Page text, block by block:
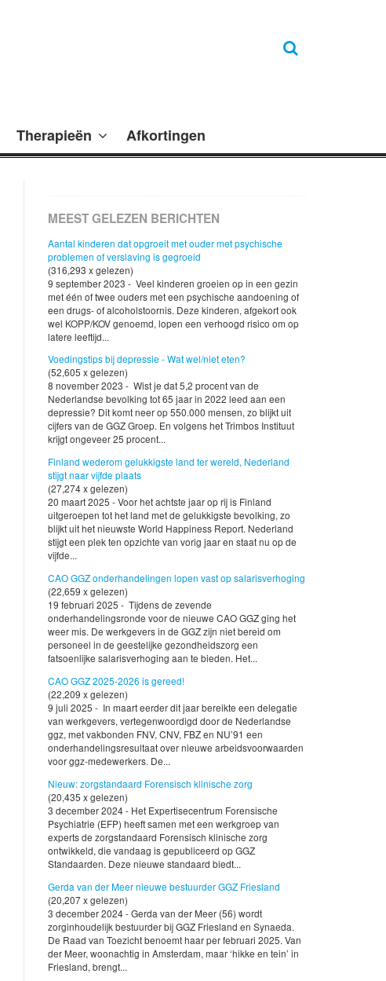
Therapieën Afkortingen
MEEST GELEZEN BERICHTEN
Aantal kinderen dat opgroeit met ouder met psychische
problemen of verslaving is gegroeid
(316,293 x gelezen)
9 september 2023 - Veel kinderen groeien op in een gezin
met één of twee ouders met een psychische aandoening of
een drugs- of alcoholstoornis. Deze kinderen, afgekort ook
wel KOPP/KOV genoemd, lopen een verhoogd risico om op
latere leeftijd...
Voedingstips bij depressie - Wat wel/niet eten?
(52,605 x gelezen)
8 november 2023 - Wist je dat 5,2 procent van de
Nederlandse bevolking tot 65 jaar in 2022 leed aan een
depressie? Dit komt neer op 550.000 mensen, zo blijkt uit
cijfers van de GGZ Groep. En volgens het Trimbos Instituut
krijgt ongeveer 25 procent...
Finland wederom gelukkigste land ter wereld, Nederland
stijgt naar vijfde plaats
(27,274 x gelezen)
20 maart 2025 - Voor het achtste jaar op rij is Finland
uitgeroepen tot het land met de gelukkigste bevolking, zo
blijkt uit het nieuwste World Happiness Report. Nederland
stijgt een plek ten opzichte van vorig jaar en staat nu op de
vijfde...
CAO GGZ onderhandelingen lopen vast op salarisverhoging
(22,659 x gelezen)
19 februari 2025 - Tijdens de zevende
onderhandelingsronde voor de nieuwe CAO GGZ ging het
weer mis. De werkgevers in de GGZ zijn niet bereid om
personeel in de geestelijke gezondheidszorg een
fatsoenlijke salarisverhoging aan te bieden. Het...
CAO GGZ 2025-2026 is gereed!
(22,209 x gelezen)
9 juli 2025 - In maart eerder dit jaar bereikte een delegatie
van werkgevers, vertegenwoordigd door de Nederlandse
ggz, met vakbonden FNV, CNV, FBZ en NU’91 een
onderhandelingsresultaat over nieuwe arbeidsvoorwaarden
voor ggz-medewerkers. De...
Nieuw: zorgstandaard Forensisch klinische zorg
(20,435 x gelezen)
3 december 2024 - Het Expertisecentrum Forensische
Psychiatrie (EFP) heeft samen met een werkgroep van
experts de zorgstandaard Forensisch klinische zorg
ontwikkeld, die vandaag is gepubliceerd op GGZ
Standaarden. Deze nieuwe standaard biedt...
Gerda van der Meer nieuwe bestuurder GGZ Friesland
(20,207 x gelezen)
3 december 2024 - Gerda van der Meer (56) wordt
zorginhoudelijk bestuurder bij GGZ Friesland en Synaeda.
De Raad van Toezicht benoemt haar per februari 2025. Van
der Meer, woonachtig in Amsterdam, maar ‘hikke en tein’ in
Friesland, brengt...